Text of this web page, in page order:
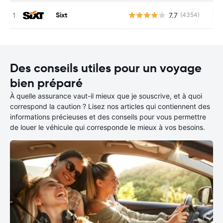
Sixt 7.7 (4354)
Des conseils utiles pour un voyage
bien préparé
À quelle assurance vaut-il mieux que je souscrive, et à quoi
correspond la caution ? Lisez nos articles qui contiennent des
informations précieuses et des conseils pour vous permettre
de louer le véhicule qui corresponde le mieux à vos besoins.